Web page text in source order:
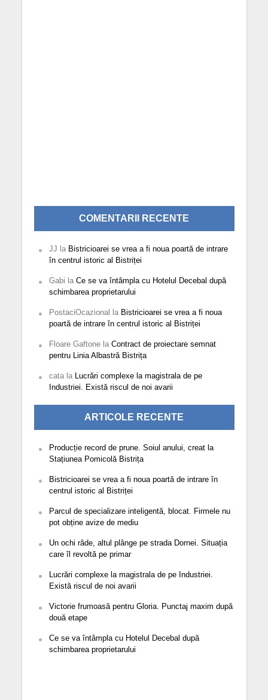
COMENTARII RECENTE
JJ la Bistricioarei se vrea a fi noua poartă de intrare
în centrul istoric al Bistriței
Gabi la Ce se va întâmpla cu Hotelul Decebal după
schimbarea proprietarului
PostaciOcazional la Bistricioarei se vrea a fi noua
poartă de intrare în centrul istoric al Bistriței
Floare Gaftonela Contract de proiectare semnat
pentru Linia Albastră Bistrița
catala
Lucrări complexe la magistrala de pe
Industriei. Există riscul de noi avarii
ARTICOLE RECENTE
Producție record de prune. Soiul anului, creat la
Stațiunea Pomicolă Bistrița
Bistricioarei se vrea a fi noua poartă de intrare în
centrul istoric al Bistriței
Parcul de specializare inteligentă, blocat. Firmele nu
pot obține avize de mediu
Un ochi râde, altul plânge pe strada Dornei. Situația
care îl revoltă pe primar
Lucrări complexe la magistrala de pe Industriei.
Există riscul de noi avarii
Victorie frumoasă pentru Gloria. Punctaj maxim după
două etape
Ce se va întâmpla cu Hotelul Decebal după
schimbarea proprietarului